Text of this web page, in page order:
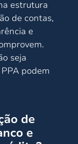
estrutura
de contas,
e
seja
podem
de
e